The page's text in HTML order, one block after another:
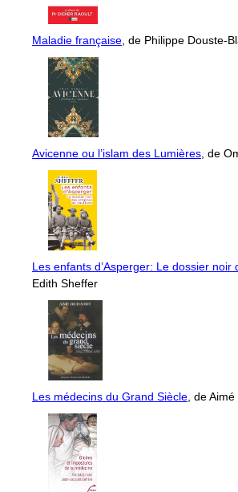
Maladie française, de Philippe Douste-
Avicenne ou l’islam des Lumières, de
Les enfants d’Asperger: Le dossier noir
Edith Sheffer
Les médecins du Grand Siècle, de